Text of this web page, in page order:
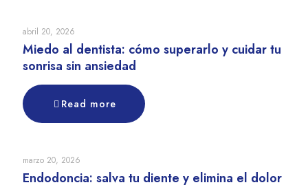
abril 20, 2026
Miedo al dentista: cómo superarlo y cuidar tu
sonrisa sin ansiedad
Read more
marzo 20, 2026
Endodoncia: salva tu diente y elimina el dolor